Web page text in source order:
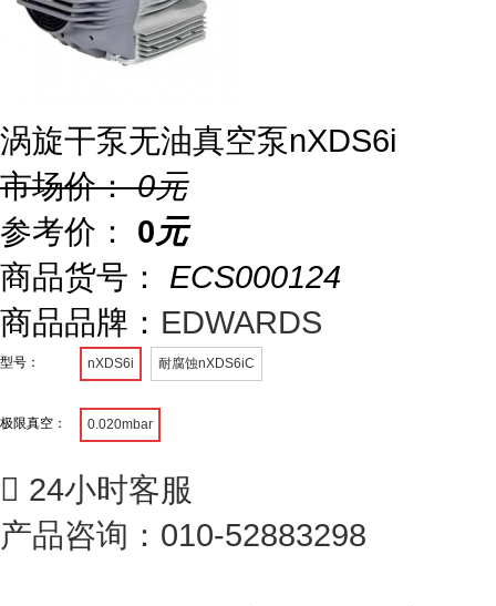
涡旋干泵无油真空泵nXDS6i
市场价：0元
参考价：
0元
商品货号：
ECS000124
商品品牌： EDWARDS
型号： nXDS6i 耐腐蚀nXDS6iC
极限真空： 0.020mbar
 24小时客服
产品咨询：010-52883298